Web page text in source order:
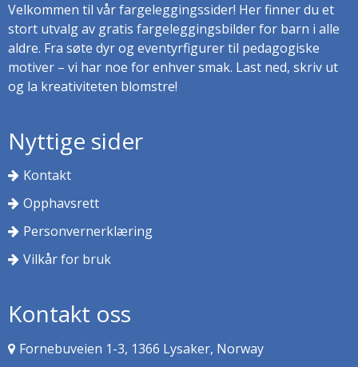
Velkommen til vår fargeleggingssider! Her finner du et
stort utvalg av gratis fargeleggingsbilder for barn i alle
aldre. Fra søte dyr og eventyrfigurer til pedagogiske
motiver – vi har noe for enhver smak. Last ned, skriv ut
og la kreativiteten blomstre!
Nyttige sider
Kontakt
Opphavsrett
Personvernerklæring
Vilkår for bruk
Kontakt oss
Fornebuveien 1-3, 1366 Lysaker, Norway